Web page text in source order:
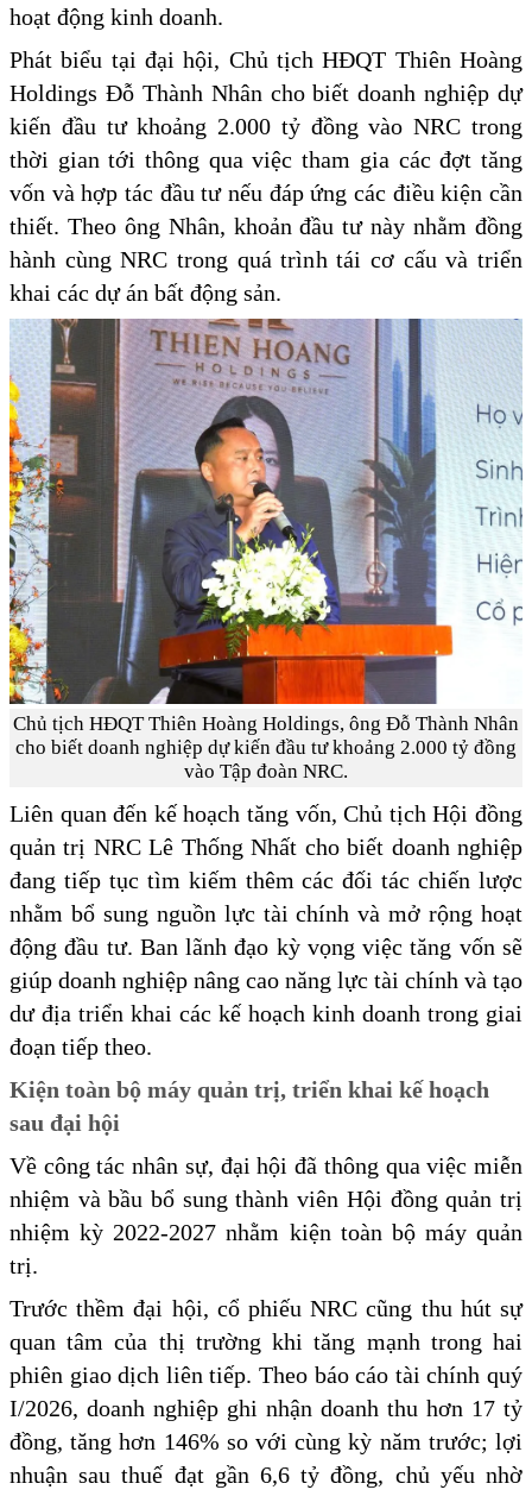
hoạt động kinh doanh.
Phát biểu tại đại hội, Chủ tịch HĐQT Thiên Hoàng
Holdings Đỗ Thành Nhân cho biết doanh nghiệp dự
kiến đầu tư khoảng 2.000 tỷ đồng vào NRC trong
thời gian tới thông qua việc tham gia các đợt tăng
vốn và hợp tác đầu tư nếu đáp ứng các điều kiện cần
thiết. Theo ông Nhân, khoản đầu tư này nhằm đồng
hành cùng NRC trong quá trình tái cơ cấu và triển
khai các dự án bất động sản.
Chủ tịch HĐQT Thiên Hoàng Holdings, ông Đỗ Thành Nhân
cho biết doanh nghiệp dự kiến đầu tư khoảng 2.000 tỷ đồng
vào Tập đoàn NRC.
Liên quan đến kế hoạch tăng vốn, Chủ tịch Hội đồng
quản trị NRC Lê Thống Nhất cho biết doanh nghiệp
đang tiếp tục tìm kiếm thêm các đối tác chiến lược
nhằm bổ sung nguồn lực tài chính và mở rộng hoạt
động đầu tư. Ban lãnh đạo kỳ vọng việc tăng vốn sẽ
giúp doanh nghiệp nâng cao năng lực tài chính và tạo
dư địa triển khai các kế hoạch kinh doanh trong giai
đoạn tiếp theo.
Kiện toàn bộ máy quản trị, triển khai kế hoạch
sau đại hội
Về công tác nhân sự, đại hội đã thông qua việc miễn
nhiệm và bầu bổ sung thành viên Hội đồng quản trị
nhiệm kỳ 2022-2027 nhằm kiện toàn bộ máy quản
trị.
Trước thềm đại hội, cổ phiếu NRC cũng thu hút sự
quan tâm của thị trường khi tăng mạnh trong hai
phiên giao dịch liên tiếp. Theo báo cáo tài chính quý
I/2026, doanh nghiệp ghi nhận doanh thu hơn 17 tỷ
đồng, tăng hơn 146% so với cùng kỳ năm trước; lợi
nhuận sau thuế đạt gần 6,6 tỷ đồng, chủ yếu nhờ